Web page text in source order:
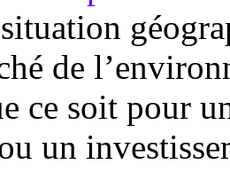
de
ce soit pour
un